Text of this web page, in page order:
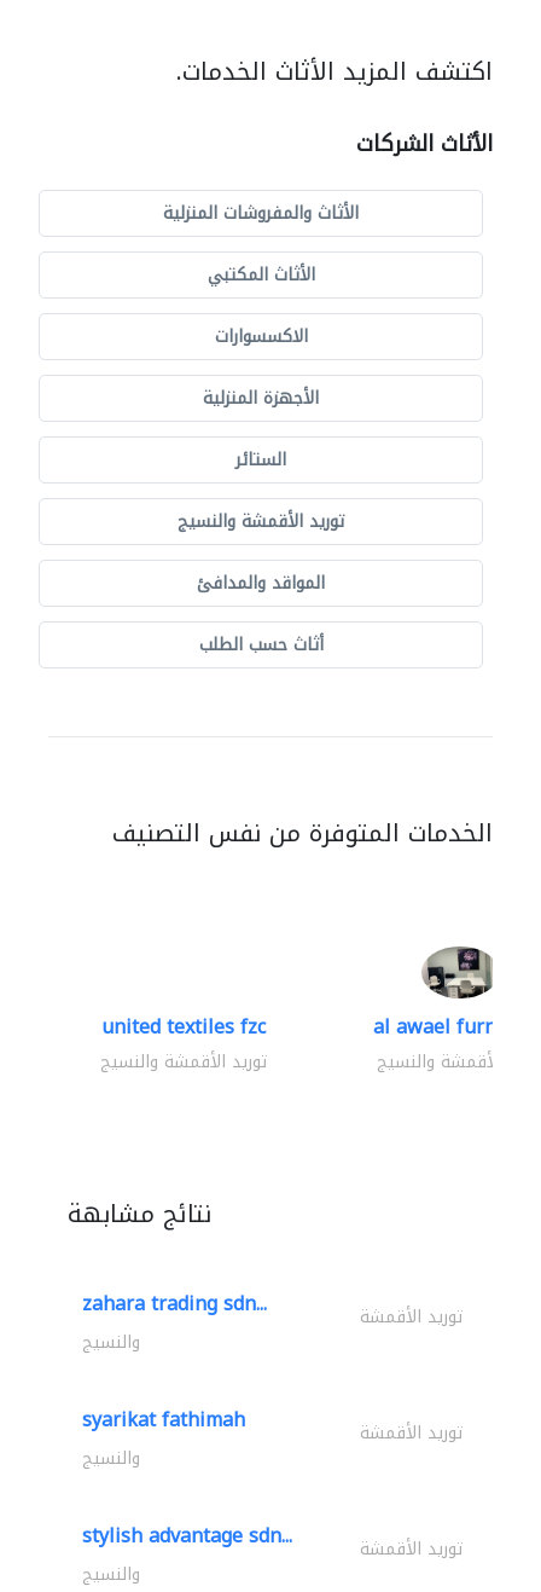
اكتشف المزيد الأثاث الخدمات.
الأثاث الشركات
الأثاث والمفروشات المنزلية
الأثاث المكتبي
الاكسسوارات
الأجهزة المنزلية
الستائر
توريد الأقمشة والنسيج
المواقد والمدافئ
أثاث حسب الطلب
الخدمات المتوفرة من نفس التصنيف
united textiles fzc
توريد الأقمشة والنسيج
al awael
الأقمشة والنسيج
نتائج مشابهة
zahara trading sdn... توريد الأقمشة
والنسيج
syarikat fathimah توريد الأقمشة
والنسيج
stylish advantage sdn... توريد الأقمشة
والنسيج